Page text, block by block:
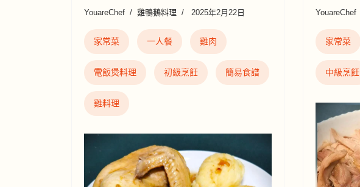
YouareChef 雞鴨鵝料理 2025年2月22日
家常菜 一人餐 雞肉
電飯煲料理 初級烹飪 簡易食譜
雞料理
YouareChef
家常菜
中級烹飪